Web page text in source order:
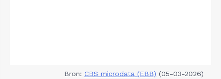
Bron: CBS microdata (EBB) (05-03-2026)